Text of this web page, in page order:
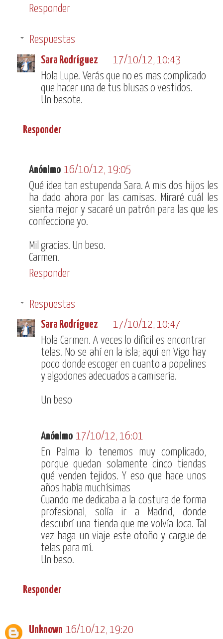
Responder
Respuestas
Sara Rodríguez
17/10/12, 10:43
Hola Lupe. Verás que no es mas complicado
que hacer una de tus blusas o vestidos.
Un besote.
Responder
Anónimo 16/10/12, 19:05
Qué idea tan estupenda Sara. A mis dos hijos les
ha dado ahora por las camisas. Miraré cuál les
sienta mejor y sacaré un patrón para las que les
confeccione yo.
Mil gracias. Un beso.
Carmen.
Responder
Respuestas
Sara Rodríguez
17/10/12, 10:47
Hola Carmen. A veces lo difícil es encontrar
telas. No se ahí en la isla; aquí en Vigo hay
poco donde escoger en cuanto a popelines
y algodones adecuados a camisería.
Un beso
Anónimo 17/10/12, 16:01
En Palma lo tenemos muy complicado,
porque quedan solamente cinco tiendas
qué venden tejidos. Y eso que hace unos
años había muchísimas
Cuando me dedicaba a la costura de forma
profesional, solía ir a Madrid, donde
descubrí una tienda que me volvía loca. Tal
vez haga un viaje este otoño y cargue de
telas para mí.
Un beso.
Responder
Unknown 16/10/12, 19:20